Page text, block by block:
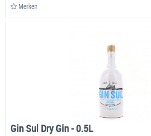
Merken
Gin Sul Dry Gin - 0.5L